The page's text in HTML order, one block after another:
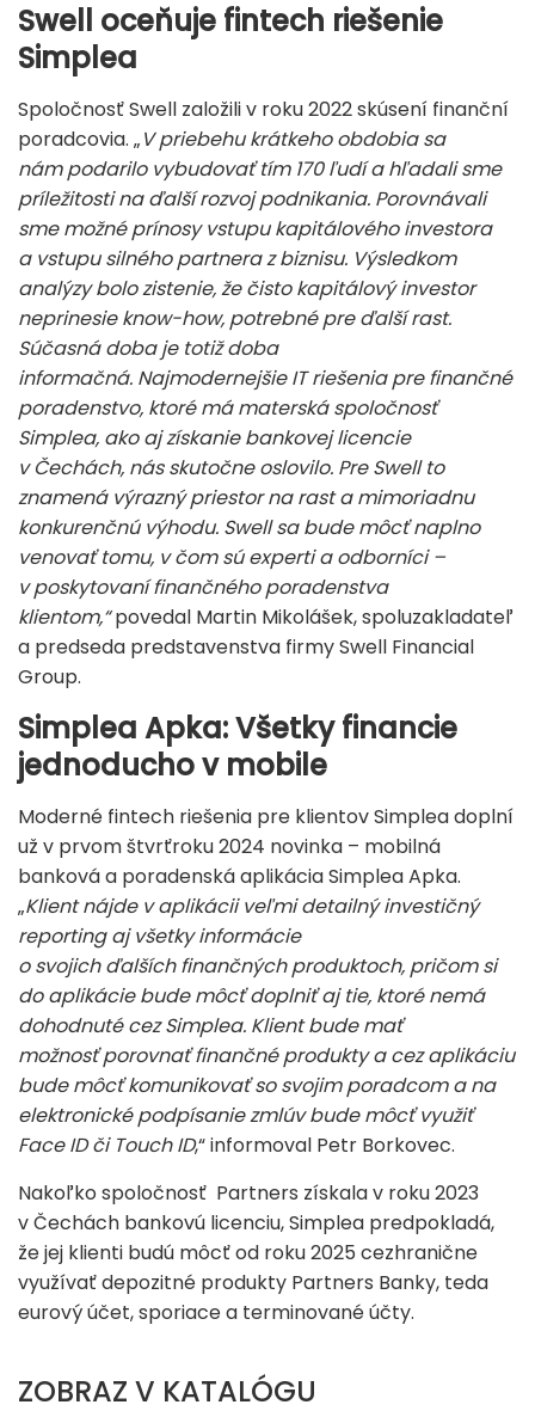
Swell oceňuje fintech riešenie
Simplea
Spoločnosť Swell založili v roku 2022 skúsení finanční
poradcovia. „V priebehu krátkeho obdobia sa
nám podarilo vybudovať tím 170 ľudí a hľadali sme
príležitosti na ďalší rozvoj podnikania. Porovnávali
sme možné prínosy vstupu kapitálového investora
a vstupu silného partnera z biznisu. Výsledkom
analýzy bolo zistenie, že čisto kapitálový investor
neprinesie know-how, potrebné pre ďalší rast.
Súčasná doba je totiž doba
informačná. Najmodernejšie IT riešenia pre finančné
poradenstvo, ktoré má materská spoločnosť
Simplea, ako aj získanie bankovej licencie
v Čechách, nás skutočne oslovilo. Pre Swell to
znamená výrazný priestor na rast a mimoriadnu
konkurenčnú výhodu. Swell sa bude môcť naplno
venovať tomu, v čom sú experti a odborníci –
v poskytovaní finančného poradenstva
klientom,“povedal Martin Mikolášek, spoluzakladateľ
a predseda predstavenstva firmy Swell Financial
Group.
Simplea Apka: Všetky financie
jednoducho v mobile
Moderné fintech riešenia pre klientov Simplea doplní
už v prvom štvrťroku 2024 novinka – mobilná
banková a poradenská aplikácia Simplea Apka.
„Klient nájde v aplikácii veľmi detailný investičný
reporting aj všetky informácie
o svojich ďalších finančných produktoch, pričom si
do aplikácie bude môcť doplniť aj tie, ktoré nemá
dohodnuté cez Simplea. Klient bude mať
možnosť porovnať finančné produkty a cez aplikáciu
bude môcť komunikovať so svojim poradcom a na
elektronické podpísanie zmlúv bude môcť využiť
Face ID či Touch ID,“ informoval Petr Borkovec.
Nakoľko spoločnosť Partners získala v roku 2023
v Čechách bankovú licenciu, Simplea predpokladá,
že jej klienti budú môcť od roku 2025 cezhranične
využívať depozitné produkty Partners Banky, teda
eurový účet, sporiace a terminované účty.
ZOBRAZ V KATALÓGU